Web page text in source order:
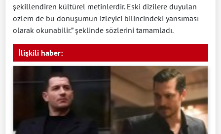
şekillendiren kültürel metinlerdir. Eski dizilere duyulan
özlem de bu dönüşümün izleyici bilincindeki yansıması
olarak okunabilir.” şeklinde sözlerini tamamladı.
İlişkili haber: